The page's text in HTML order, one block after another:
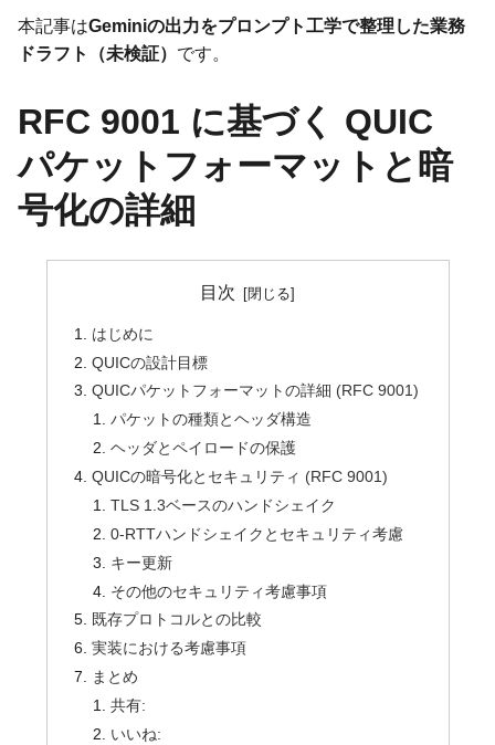
本記事はGeminiの出力をプロンプト工学で整理した業務
ドラフト（未検証） です。
RFC 9001 に基づく QUIC
パケットフォーマットと暗
号化の詳細
目次
はじめに
QUICの設計目標
QUICパケットフォーマットの詳細 (RFC 9001)
パケットの種類とヘッダ構造
ヘッダとペイロードの保護
QUICの暗号化とセキュリティ (RFC 9001)
TLS 1.3ベースのハンドシェイク
0-RTTハンドシェイクとセキュリティ考慮
キー更新
その他のセキュリティ考慮事項
既存プロトコルとの比較
実装における考慮事項
まとめ
共有:
いいね: